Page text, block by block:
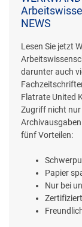
NEWS
Lesen Sie jetzt
darunter auch
Flatrate United
Zugriff nicht nur
fünf Vorteilen:
Papier
Nur bei